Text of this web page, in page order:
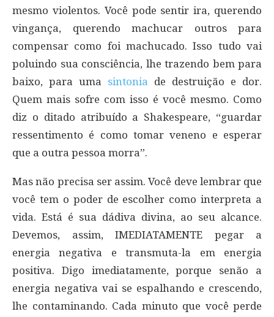
mesmo violentos. Você pode sentir ira, querendo
vingança, querendo machucar outros para
compensar como foi machucado. Isso tudo vai
poluindo sua consciência, lhe trazendo bem para
baixo, para uma sintonia de destruição e dor.
Quem mais sofre com isso é você mesmo. Como
diz o ditado atribuído a Shakespeare, “guardar
ressentimento é como tomar veneno e esperar
que a outra pessoa morra”.
Mas não precisa ser assim. Você deve lembrar que
você tem o poder de escolher como interpreta a
vida. Está é sua dádiva divina, ao seu alcance.
Devemos, assim, IMEDIATAMENTE pegar a
energia negativa e transmuta-la em energia
positiva. Digo imediatamente, porque senão a
energia negativa vai se espalhando e crescendo,
lhe contaminando. Cada minuto que você perde